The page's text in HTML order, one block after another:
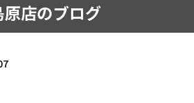
店のブログ